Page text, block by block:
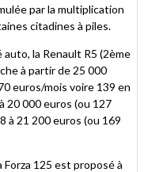
par la multiplication
citadines à piles.
la Renault R5 (2ème
à partir de 25 000
euros/mois voire 139 en
20 000 euros (ou 127
à 21 200 euros (ou 169
125 est proposé à